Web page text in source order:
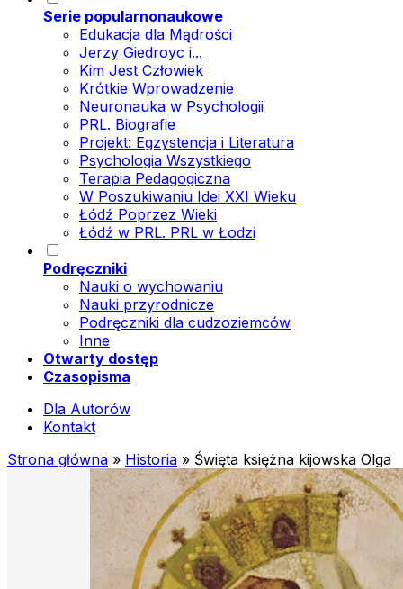
Serie popularnonaukowe
Edukacja dla Mądrości
Jerzy Giedroyc i...
Kim Jest Człowiek
Krótkie Wprowadzenie
Neuronauka w Psychologii
PRL. Biografie
Projekt: Egzystencja i Literatura
Psychologia Wszystkiego
Terapia Pedagogiczna
W Poszukiwaniu Idei XXI Wieku
Łódź Poprzez Wieki
Łódź w PRL. PRL w Łodzi
Podręczniki
Nauki o wychowaniu
Nauki przyrodnicze
Podręczniki dla cudzoziemców
Inne
Otwarty dostęp
Czasopisma
Dla Autorów
Kontakt
Strona główna » Historia » Święta księżna kijowska Olga